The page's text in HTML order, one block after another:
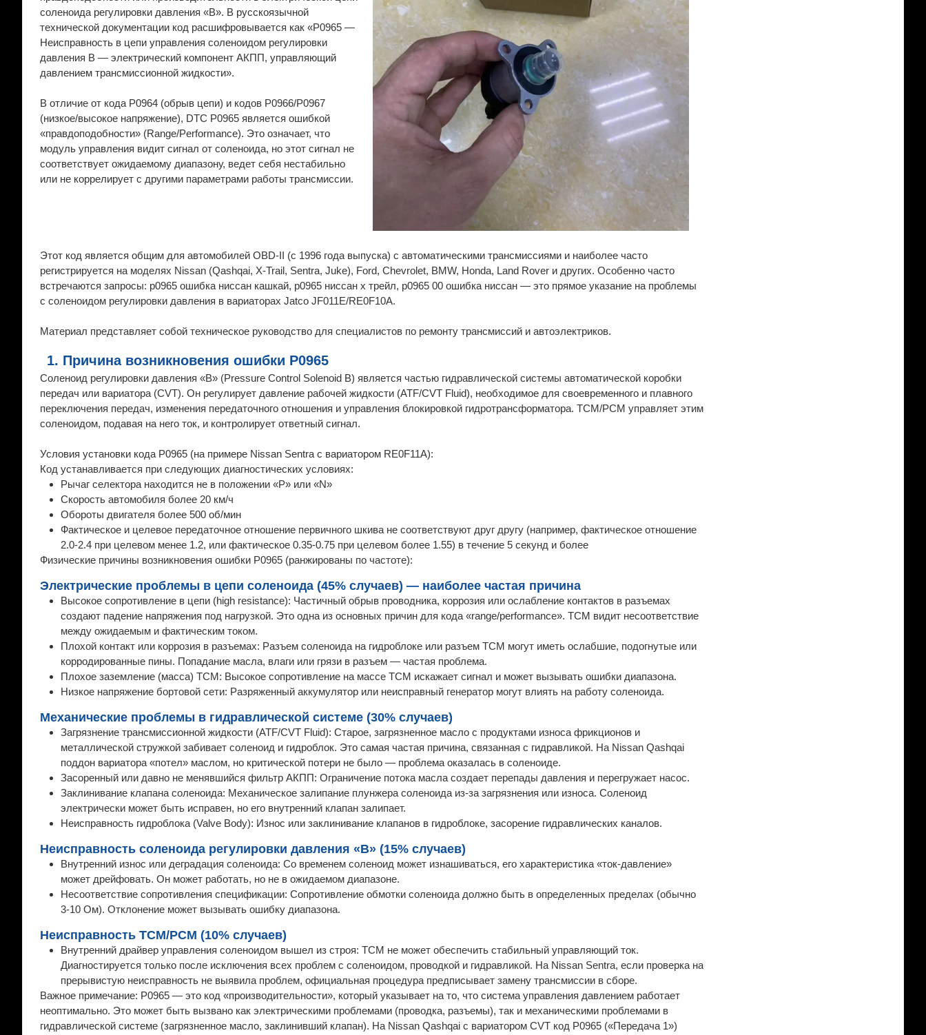
соленоида регулировки давления «B». В русскоязычной
технической документации код расшифровывается как «P0965 —
Неисправность в цепи управления соленоидом регулировки
давления B — электрический компонент АКПП, управляющий
давлением трансмиссионной жидкости».
В отличие от кода P0964 (обрыв цепи) и кодов P0966/P0967
(низкое/высокое напряжение), DTC P0965 является ошибкой
«правдоподобности» (Range/Performance). Это означает, что
модуль управления видит сигнал от соленоида, но этот сигнал не
соответствует ожидаемому диапазону, ведет себя нестабильно
или не коррелирует с другими параметрами работы трансмиссии.
Этот код является общим для автомобилей OBD-II (с 1996 года выпуска) с автоматическими трансмиссиями и наиболее часто
регистрируется на моделях Nissan (Qashqai, X-Trail, Sentra, Juke), Ford, Chevrolet, BMW, Honda, Land Rover и других. Особенно часто
встречаются запросы: p0965 ошибка ниссан кашкай, p0965 ниссан х трейл, p0965 00 ошибка ниссан — это прямое указание на проблемы
с соленоидом регулировки давления в вариаторах Jatco JF011E/RE0F10A.
Материал представляет собой техническое руководство для специалистов по ремонту трансмиссий и автоэлектриков.
1. Причина возникновения ошибки P0965
Соленоид регулировки давления «B» (Pressure Control Solenoid B) является частью гидравлической системы автоматической коробки
передач или вариатора (CVT). Он регулирует давление рабочей жидкости (ATF/CVT Fluid), необходимое для своевременного и плавного
переключения передач, изменения передаточного отношения и управления блокировкой гидротрансформатора. TCM/PCM управляет этим
соленоидом, подавая на него ток, и контролирует ответный сигнал.
Условия установки кода P0965 (на примере Nissan Sentra с вариатором RE0F11A):
Код устанавливается при следующих диагностических условиях:
Рычаг селектора находится не в положении «P» или «N»
Скорость автомобиля более 20 км/ч
Обороты двигателя более 500 об/мин
Фактическое и целевое передаточное отношение первичного шкива не соответствуют друг другу (например, фактическое отношение
2.0-2.4 при целевом менее 1.2, или фактическое 0.35-0.75 при целевом более 1.55) в течение 5 секунд и более
Физические причины возникновения ошибки P0965 (ранжированы по частоте):
Электрические проблемы в цепи соленоида (45% случаев) — наиболее частая причина
Высокое сопротивление в цепи (high resistance): Частичный обрыв проводника, коррозия или ослабление контактов в разъемах
создают падение напряжения под нагрузкой. Это одна из основных причин для кода «range/performance». TCM видит несоответствие
между ожидаемым и фактическим током.
Плохой контакт или коррозия в разъемах: Разъем соленоида на гидроблоке или разъем TCM могут иметь ослабшие, подогнутые или
корродированные пины. Попадание масла, влаги или грязи в разъем — частая проблема.
Плохое заземление (масса) TCM: Высокое сопротивление на массе TCM искажает сигнал и может вызывать ошибки диапазона.
Низкое напряжение бортовой сети: Разряженный аккумулятор или неисправный генератор могут влиять на работу соленоида.
Механические проблемы в гидравлической системе (30% случаев)
Загрязнение трансмиссионной жидкости (ATF/CVT Fluid): Старое, загрязненное масло с продуктами износа фрикционов и
металлической стружкой забивает соленоид и гидроблок. Это самая частая причина, связанная с гидравликой. На Nissan Qashqai
поддон вариатора «потел» маслом, но критической потери не было — проблема оказалась в соленоиде.
Засоренный или давно не менявшийся фильтр АКПП: Ограничение потока масла создает перепады давления и перегружает насос.
Заклинивание клапана соленоида: Механическое залипание плунжера соленоида из-за загрязнения или износа. Соленоид
электрически может быть исправен, но его внутренний клапан залипает.
Неисправность гидроблока (Valve Body): Износ или заклинивание клапанов в гидроблоке, засорение гидравлических каналов.
Неисправность соленоида регулировки давления «B» (15% случаев)
Внутренний износ или деградация соленоида: Со временем соленоид может изнашиваться, его характеристика «ток-давление»
может дрейфовать. Он может работать, но не в ожидаемом диапазоне.
Несоответствие сопротивления спецификации: Сопротивление обмотки соленоида должно быть в определенных пределах (обычно
3-10 Ом). Отклонение может вызывать ошибку диапазона.
Неисправность TCM/PCM (10% случаев)
Внутренний драйвер управления соленоидом вышел из строя: TCM не может обеспечить стабильный управляющий ток.
Диагностируется только после исключения всех проблем с соленоидом, проводкой и гидравликой. На Nissan Sentra, если проверка на
прерывистую неисправность не выявила проблем, официальная процедура предписывает замену трансмиссии в сборе.
Важное примечание: P0965 — это код «производительности», который указывает на то, что система управления давлением работает
неоптимально. Это может быть вызвано как электрическими проблемами (проводка, разъемы), так и механическими проблемами в
гидравлической системе (загрязненное масло, заклинивший клапан). На Nissan Qashqai с вариатором CVT код P0965 («Передача 1»)